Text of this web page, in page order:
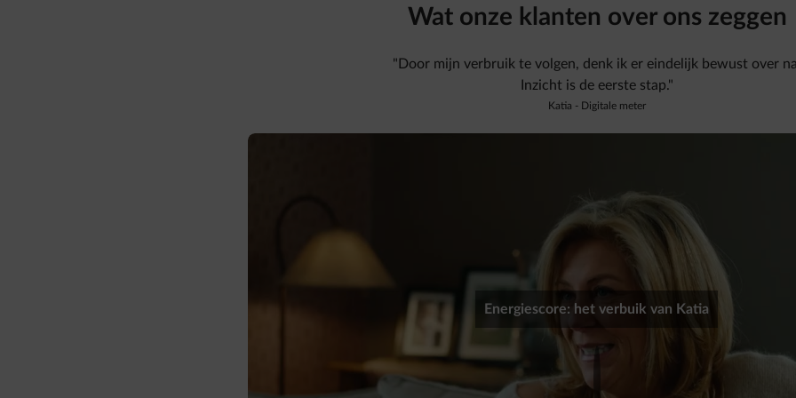
Wat onze klanten over ons zeggen
"Door mijn verbruik te volgen, denk ik er eindelijk bewust over
Inzicht is de eerste stap."
Katia - Digitale meter
Energiescore: het verbuik van Katia